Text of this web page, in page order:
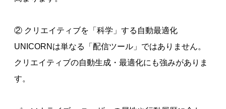
② クリエイティブを「科学」する自動最適化
UNICORNは単なる「配信ツール」ではありません。
クリエイティブの自動生成・最適化にも強みがありま
す。